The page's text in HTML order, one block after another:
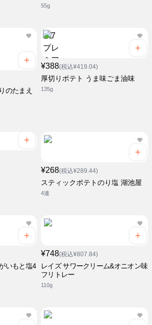
55g
のたまえ
¥388(税込¥419.04)
厚切りポテト うま味ごま油味
135g
¥268(税込¥289.44)
スティックポテトのり塩 湖池屋
4連
いもと塩4
¥748(税込¥807.84)
レイズ サワークリーム&オニオン味
フリトレー
110g